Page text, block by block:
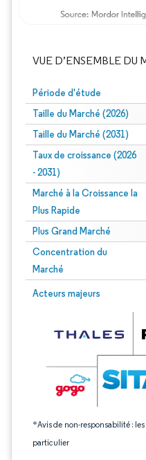
VUE D’ENSEMBLE DU
Période d'étude
Taille du Marché (2026)
Taille du Marché (2031)
Taux de croissance (2026
- 2031)
Marché à la Croissance la
Plus Rapide
Plus Grand Marché
Concentration du
Marché
Acteurs majeurs
*Avis de non-responsabilité :
particulier
Image © Mordor Intelligence.